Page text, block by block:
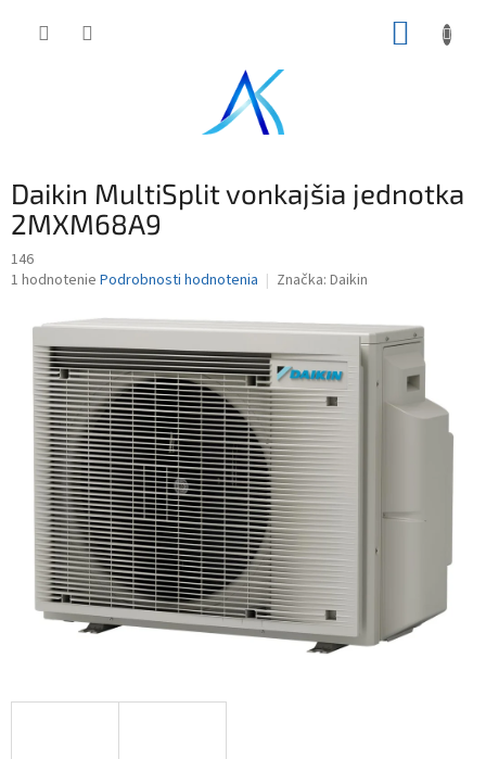
Daikin MultiSplit vonkajšia jednotka
2MXM68A9
146
Priemerné
produktu
hviezdičiek.
1 hodnotenie Podrobnosti hodnotenia Značka: Daikin